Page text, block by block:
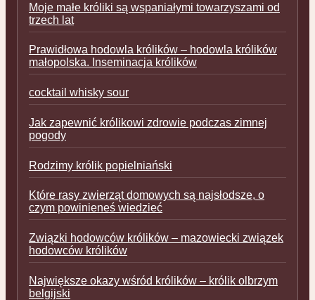
Moje małe króliki są wspaniałymi towarzyszami od
trzech lat
Prawidłowa hodowla królików – hodowla królików
małopolska. Inseminacja królików
cocktail whisky sour
Jak zapewnić królikowi zdrowie podczas zimnej
pogody
Rodzimy królik popielniański
Które rasy zwierząt domowych są najsłodsze, o
czym powinieneś wiedzieć
Związki hodowców królików – mazowiecki związek
hodowców królików
Największe okazy wśród królików – królik olbrzym
belgijski